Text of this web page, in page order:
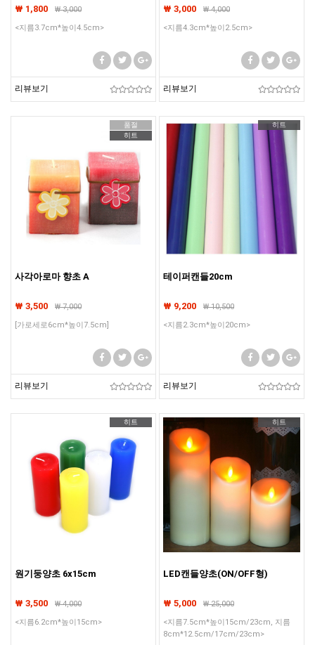
₩ 1,800 ₩3,000
<지름3.7cm*높이4.5cm>
리뷰보기
₩ 3,000 ₩4,000
<지름4.3cm*높이2.5cm>
리뷰보기
품절
히트
사각아로마 향초 A
₩ 3,500 ₩7,000
[가로세로6cm*높이7.5cm]
리뷰보기
히트
테이퍼캔들20cm
₩ 9,200 ₩10,500
<지름2.3cm*높이20cm>
리뷰보기
히트
원기둥양초 6x15cm
₩ 3,500 ₩4,000
<지름6.2cm*높이15cm>
히트
LED캔들양초(ON/OFF형)
₩ 5,000 ₩25,000
<지름7.5cm*높이15cm/23cm, 지름
8cm*12.5cm/17cm/23cm>